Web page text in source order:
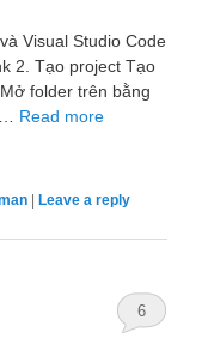
Visual Studio Code
2. Tạo project Tạo
folder trên bằng
Read more
Leave a reply
6